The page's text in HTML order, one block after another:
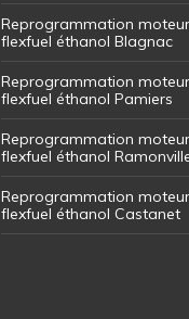
Reprogrammation
flexfuel éthanol Blagnac
Reprogrammation
flexfuel éthanol Pamiers
Reprogrammation
flexfuel éthanol
Reprogrammation
flexfuel éthanol Castanet